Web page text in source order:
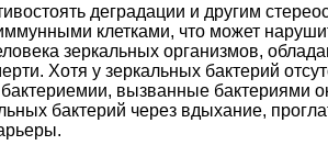
деградации и другим
клетками, что может
зеркальных организмов,
Хотя у зеркальных бактерий
вызванные бактериями
бактерий через вдыхание,